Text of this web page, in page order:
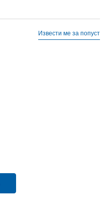
Извести ме за попуст